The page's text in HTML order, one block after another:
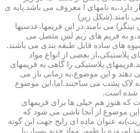
bendودر پشت گوش قرار دارد،به نامهای l معروف می باشد.پایه ی
نامند.(شکل زیر)
می نامند.در این فریمها،عدسیها
به فریم های ریم لس متصل می
های ساده قابل طبقه بندی می باشند.
پلاستیکی،از بعضی از انواع مواد
پلاستیکی را گاهی به فریمهای
و این موضوع،به زمانی باز می
لاک پشت می ساختند.اما،این موضوع
شده است.
که هنوز هم خیلی ها برای فریمهای
موضوع از آنجا ناشی می شود که
عنوان ماده ای رایج جهت این گونه
با ظهور مواد جدید بسیار،یا